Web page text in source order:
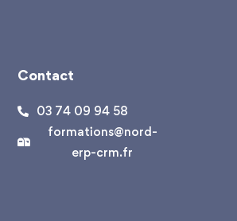
Contact
03 74 09 94 58
formations@nord-
erp-crm.fr